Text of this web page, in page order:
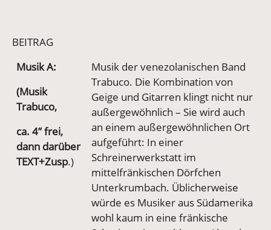
BEITRAG
Musik A:
(Musik
Trabuco,
ca. 4’’ frei,
dann darüber
TEXT+Zusp.)
Musik der venezolanischen Band
Trabuco. Die Kombination von
Geige und Gitarren klingt nicht nur
außergewöhnlich – Sie wird auch
an einem außergewöhnlichen Ort
aufgeführt: In einer
Schreinerwerkstatt im
mittelfränkischen Dörfchen
Unterkrumbach. Üblicherweise
würde es Musiker aus Südamerika
wohl kaum in eine fränkische